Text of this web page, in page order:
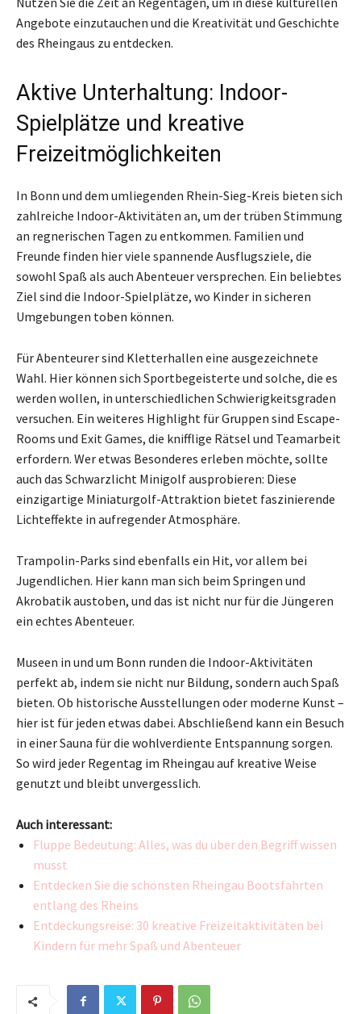
Angebote einzutauchen und die Kreativität und Geschichte
des Rheingaus zu entdecken.
Aktive Unterhaltung: Indoor-
Spielplätze und kreative
Freizeitmöglichkeiten
In Bonn und dem umliegenden Rhein-Sieg-Kreis bieten sich
zahlreiche Indoor-Aktivitäten an, um der trüben Stimmung
an regnerischen Tagen zu entkommen. Familien und
Freunde finden hier viele spannende Ausflugsziele, die
sowohl Spaß als auch Abenteuer versprechen. Ein beliebtes
Ziel sind die Indoor-Spielplätze, wo Kinder in sicheren
Umgebungen toben können.
Für Abenteurer sind Kletterhallen eine ausgezeichnete
Wahl. Hier können sich Sportbegeisterte und solche, die es
werden wollen, in unterschiedlichen Schwierigkeitsgraden
versuchen. Ein weiteres Highlight für Gruppen sind Escape-
Rooms und Exit Games, die knifflige Rätsel und Teamarbeit
erfordern. Wer etwas Besonderes erleben möchte, sollte
auch das Schwarzlicht Minigolf ausprobieren: Diese
einzigartige Miniaturgolf-Attraktion bietet faszinierende
Lichteffekte in aufregender Atmosphäre.
Trampolin-Parks sind ebenfalls ein Hit, vor allem bei
Jugendlichen. Hier kann man sich beim Springen und
Akrobatik austoben, und das ist nicht nur für die Jüngeren
ein echtes Abenteuer.
Museen in und um Bonn runden die Indoor-Aktivitäten
perfekt ab, indem sie nicht nur Bildung, sondern auch Spaß
bieten. Ob historische Ausstellungen oder moderne Kunst –
hier ist für jeden etwas dabei. Abschließend kann ein Besuch
in einer Sauna für die wohlverdiente Entspannung sorgen.
So wird jeder Regentag im Rheingau auf kreative Weise
genutzt und bleibt unvergesslich.
Auch interessant:
Fluppe Bedeutung: Alles, was du über den Begriff wissen
musst
Entdecken Sie die schönsten Rheingau Bootsfahrten
entlang des Rheins
Entdeckungsreise: 30 kreative Freizeitaktivitäten bei
Kindern für mehr Spaß und Abenteuer